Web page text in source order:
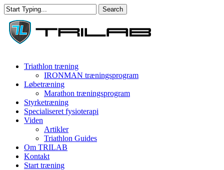
Skip
to
main
content
Search
Close
Search
Menu
Triathlon træning
IRONMAN træningsprogram
Løbetræning
Marathon træningsprogram
Styrketræning
Specialiseret fysioterapi
Viden
Artikler
Triathlon Guides
Om TRILAB
Kontakt
Start træning